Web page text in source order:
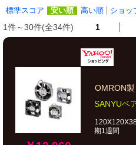
標準スコア 安い順 高い順 ショッ
1件～30件(全34件) 1
OMRON
SANYUベ
期1週間